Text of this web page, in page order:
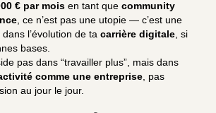
€ par mois en tant que community
, ce n’est pas une utopie — c’est une
dans l’évolution de ta carrière digitale, si
bases.
pas dans “travailler plus”, mais dans
comme une entreprise, pas
au jour le jour.